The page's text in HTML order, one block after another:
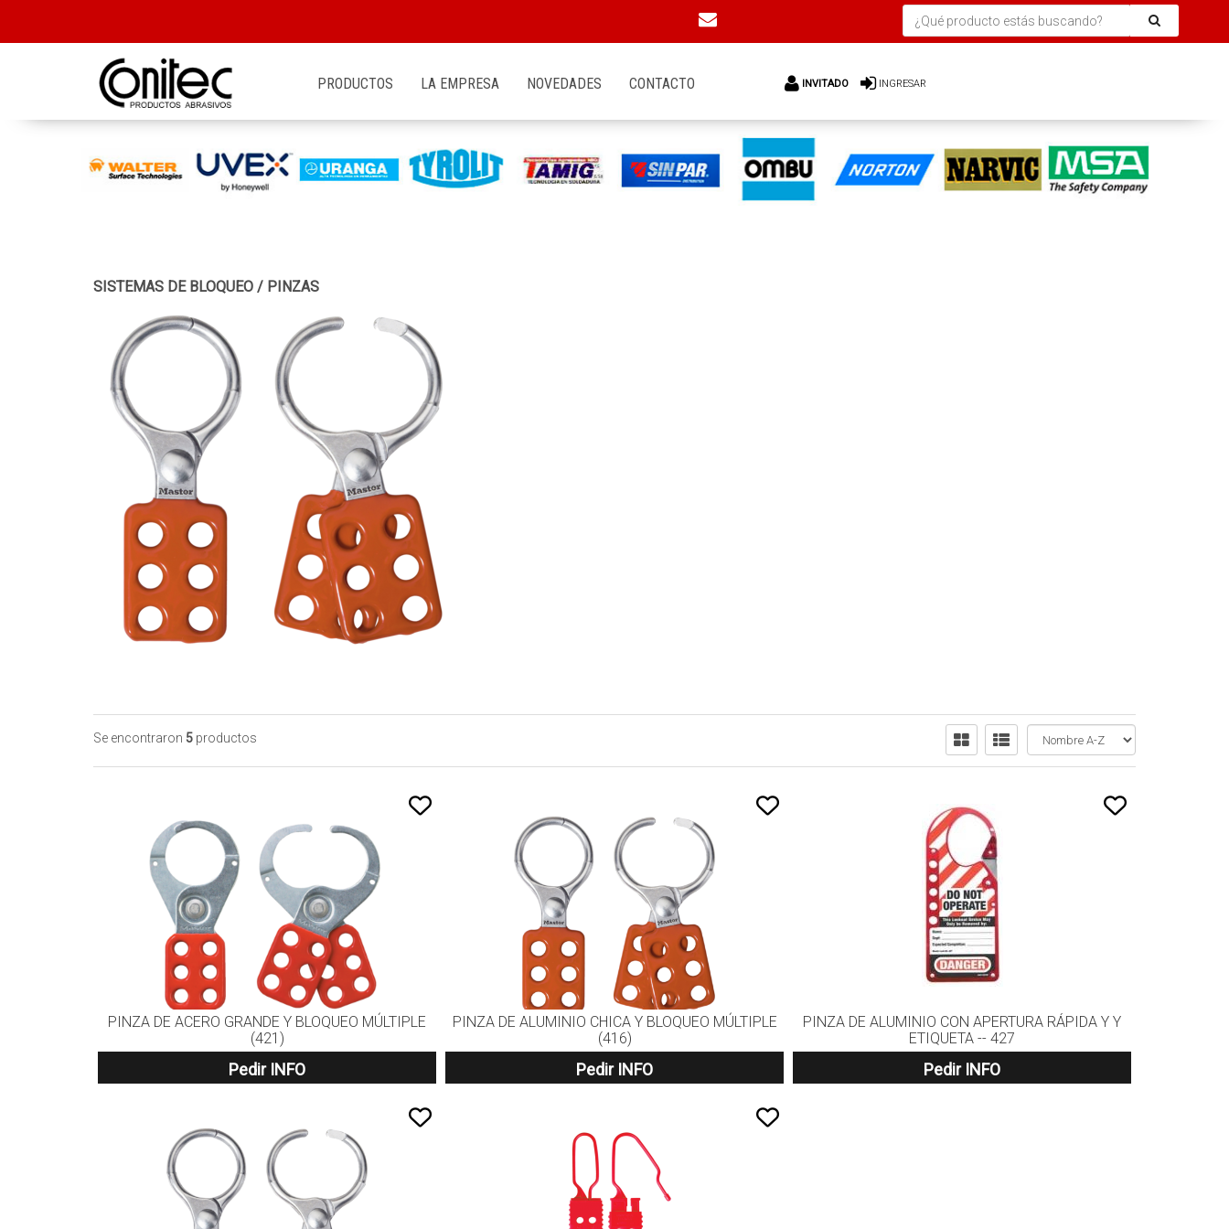
INVITADO INGRESAR
PRODUCTOS LA EMPRESA NOVEDADES CONTACTO
SISTEMAS DE BLOQUEO / PINZAS
Se encontraron 5 productos
PINZA DE ACERO GRANDE Y BLOQUEO MÚLTIPLE
(421)
Pedir INFO
PINZA DE ALUMINIO CHICA Y BLOQUEO MÚLTIPLE
(416)
Pedir INFO
PINZA DE ALUMINIO CON APERTURA RÁPIDA Y Y
ETIQUETA -- 427
Pedir INFO